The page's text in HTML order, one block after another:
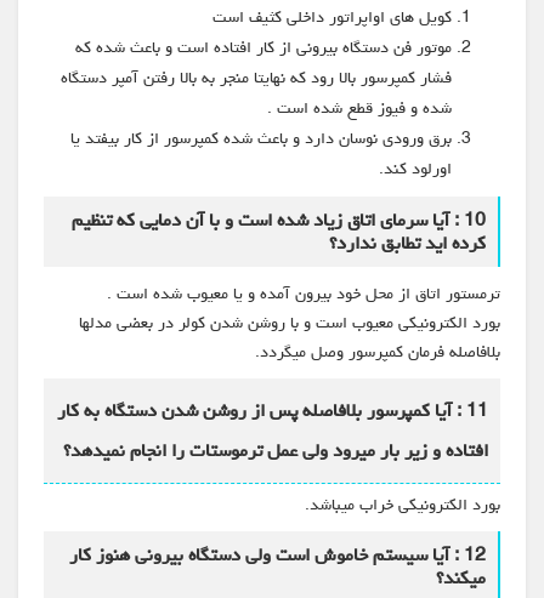
کویل های اواپراتور داخلی کثیف است
موتور فن دستگاه بیرونی از کار افتاده است و باعث شده که
فشار کمپرسور بالا رود که نهایتا منجر به بالا رفتن آمپر دستگاه
شده و فیوز قطع شده است .
برق ورودی نوسان دارد و باعث شده کمپرسور از کار بیفتد یا
اورلود کند.
10 : آیا سرمای اتاق زیاد شده است و با آن دمایی که تنظیم
کرده اید تطابق ندارد؟
ترمستور اتاق از محل خود بیرون آمده و یا معیوب شده است .
بورد الکترونیکی معیوب است و با روشن شدن کولر در بعضی مدلها
بلافاصله فرمان کمپرسور وصل میگردد.
11 : آیا کمپرسور بلافاصله پس از روشن شدن دستگاه به کار
افتاده و زیر بار میرود ولی عمل ترموستات را انجام نمیدهد؟
بورد الکترونیکی خراب میباشد.
12 : آیا سیستم خاموش است ولی دستگاه بیرونی هنوز کار
میکند؟